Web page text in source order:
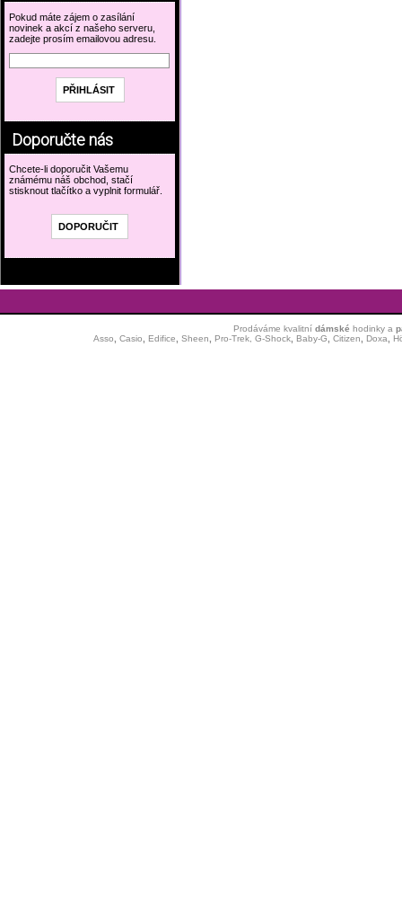
Pokud máte zájem o zasílání
novinek a akcí z našeho serveru,
zadejte prosím emailovou adresu.
Doporučte nás
Chcete-li doporučit Vašemu
známému náš obchod, stačí
stisknout tlačítko a vyplnit formulář.
Prodáváme kvalitní dámské hodinkya
Asso
Casio Edifice Sheen Pro-Trek, G-Shock, Baby-G Citizen Doxa